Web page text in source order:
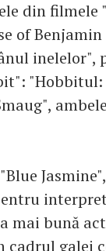
din filmele
of
inelelor",
"Hobbitul:
mai bună
galei